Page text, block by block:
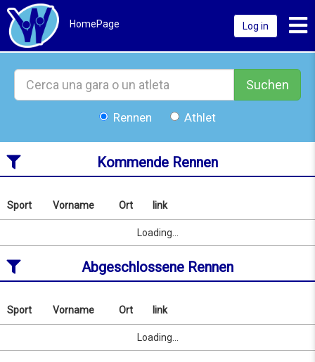
HomePage Log in
Suchen
Rennen Athlet
Kommende Rennen
Nach
Name
suchen
ab
to
06/09/2026
0KM
Sport Vorname Ort
link
link
Loading...
Abgeschlossene Rennen
Nach
Name
Sport Vorname Ort
link
link
Loading...